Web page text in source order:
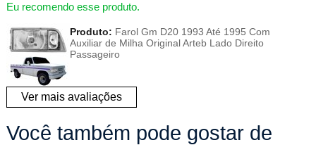
Eu recomendo esse produto.
Produto: Farol Gm D20 1993 Até 1995 Com
Auxiliar de Milha Original Arteb Lado Direito
Passageiro
Ver mais avaliações
Você também pode gostar de